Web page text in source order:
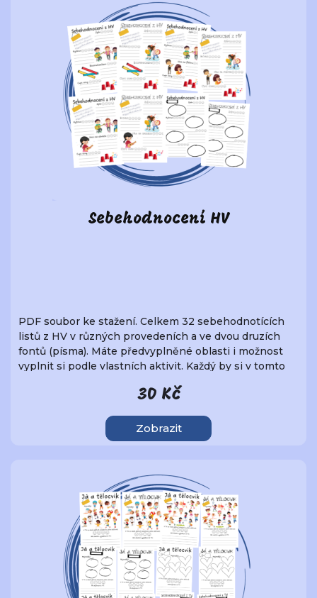
Sebehodnocení HV
PDF soubor ke stažení. Celkem 32 sebehodnotících
listů z HV v různých provedeních a ve dvou druzích
fontů (písma). Máte předvyplněné oblasti i možnost
vyplnit si podle vlastních aktivit. Každý by si v tomto
30 Kč
Zobrazit